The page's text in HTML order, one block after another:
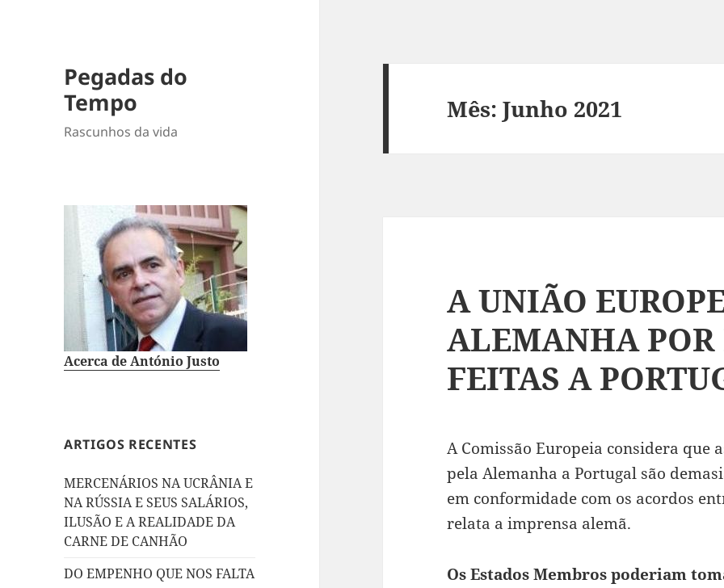
Pegadas do
Tempo
Rascunhos da vida
Acerca de António Justo
ARTIGOS RECENTES
MERCENÁRIOS NA UCRÂNIA E
NA RÚSSIA E SEUS SALÁRIOS,
ILUSÃO E A REALIDADE DA
CARNE DE CANHÃO
DO EMPENHO QUE NOS FALTA
Mês:Junho 2021
A UNIÃO
ALEMANHA POR
FEITAS A
A Comissão Europeia considera que
pela Alemanha a Portugal são
em conformidade com os acordos
relata a imprensa alemã.
Os Estados Membros poderiam